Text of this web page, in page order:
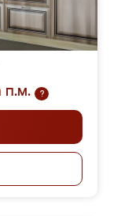
п.м.
?